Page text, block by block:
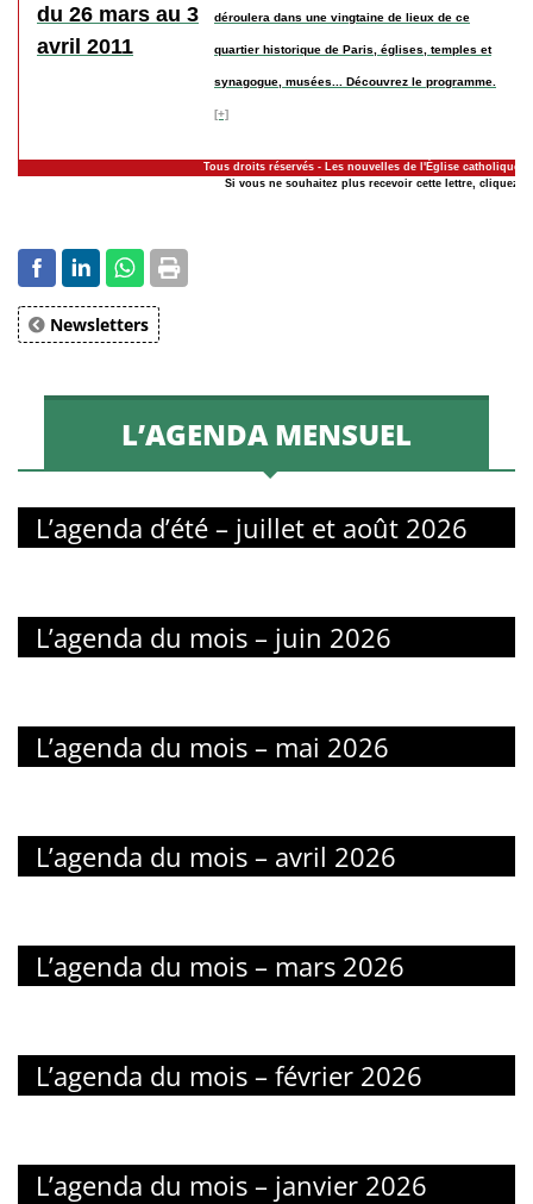
déroulera dans une vingtaine de lieux de ce
quartier historique de Paris, églises, temples et
synagogue, musées... Découvrez le programme.
[+]
Tous droits réservés - Les nouvelles de l'Église catholique à
Si vous ne souhaitez plus recevoir cette lettre, cliquez-
Newsletters
L’AGENDA MENSUEL
L’agenda d’été – juillet et août 2026
L’agenda du mois – juin 2026
L’agenda du mois – mai 2026
L’agenda du mois – avril 2026
L’agenda du mois – mars 2026
L’agenda du mois – février 2026
L’agenda du mois – janvier 2026